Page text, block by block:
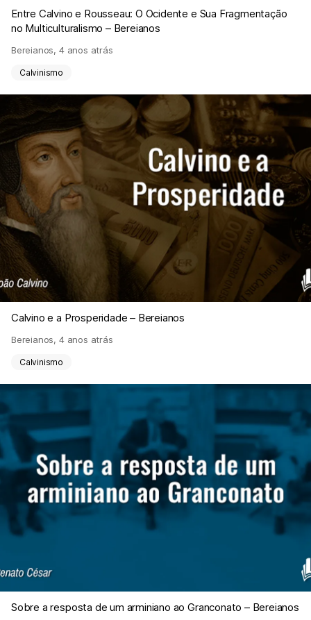
Entre Calvino e Rousseau: O Ocidente e Sua Fragmentação
no Multiculturalismo – Bereianos
Bereianos, 4 anos atrás
Calvinismo
Calvino e a Prosperidade – Bereianos
Bereianos, 4 anos atrás
Calvinismo
Sobre a resposta de um arminiano ao Granconato – Bereianos